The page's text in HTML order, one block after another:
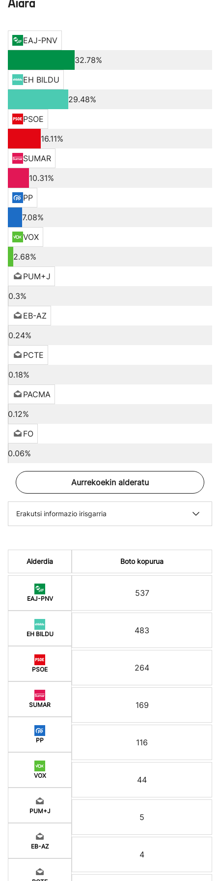
Aiara
EAJ-PNV
32.78%
EH BILDU
29.48%
PSOE
16.11%
SUMAR
10.31%
PP
7.08%
VOX
2.68%
PUM+J
0.3%
EB-AZ
0.24%
PCTE
0.18%
PACMA
0.12%
FO
0.06%
Aurrekoekin alderatu
Erakutsi informazio irisgarria
Alderdia
EAJ-PNV
EH BILDU
PSOE
SUMAR
PP
VOX
PUM+J
EB-AZ
Boto kopurua
537
483
264
169
116
44
5
4